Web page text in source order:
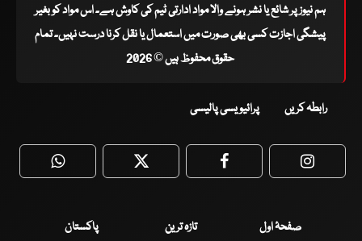
ہم نیوز پر شائع یا نشر ہونے والا مواد ادارتی ٹیم کی کاوش ہے۔ اس مواد کو بغیر
پیشگی اجازت کسی بھی صورت میں استعمال یا نقل کرنا درست نہیں۔ تمام
حقوق محفوظ ہیں © 2026
رابطہ کریں پرائیویسی پالیسی
WhatsApp Twitter Facebook
صفحۂ اول تازہ ترین پاکستان